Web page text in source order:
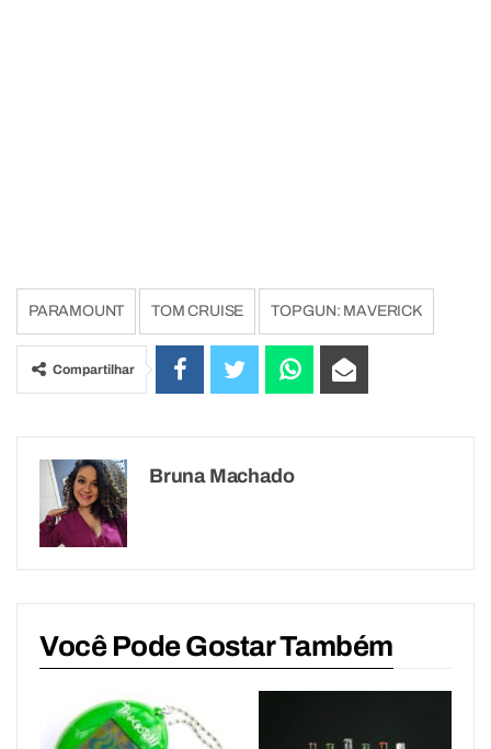
PARAMOUNT TOM CRUISE TOP GUN: MAVERICK
Compartilhar
Bruna Machado
Você Pode Gostar Também